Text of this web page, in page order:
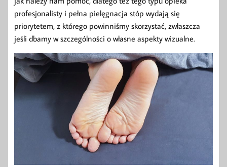
profesjonalisty i pełna pielęgnacja stóp wydają się
priorytetem, z którego powinniśmy skorzystać, zwłaszcza
jeśli dbamy w szczególności o własne aspekty wizualne.